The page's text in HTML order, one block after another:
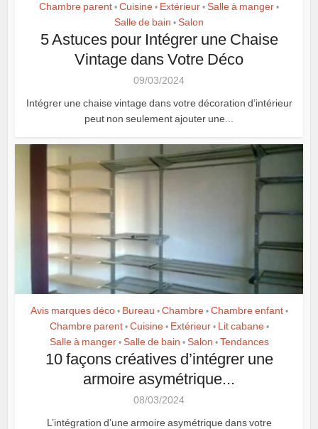
Chambre parent • Cuisine • Extérieur • Salle à manger •
Salle de bain • Salon
5 Astuces pour Intégrer une Chaise
Vintage dans Votre Déco
09/03/2024
Intégrer une chaise vintage dans votre décoration d’intérieur
peut non seulement ajouter une...
Avis marques déco • Bureau • Chambre • Chambre enfant •
Chambre parent • Cuisine • Extérieur • Lit cabane •
Salle à manger • Salle de bain • Salon • Tendances
10 façons créatives d’intégrer une
armoire asymétrique...
08/03/2024
L’intégration d’une armoire asymétrique dans votre